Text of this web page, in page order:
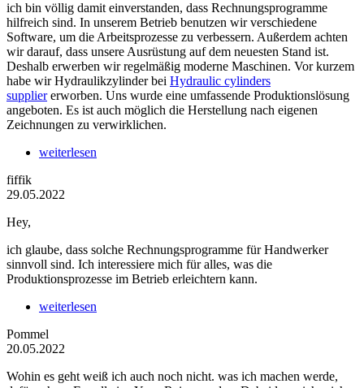
ich bin völlig damit einverstanden, dass Rechnungsprogramme
hilfreich sind. In unserem Betrieb benutzen wir verschiedene
Software, um die Arbeitsprozesse zu verbessern. Außerdem achten
wir darauf, dass unsere Ausrüstung auf dem neuesten Stand ist.
Deshalb erwerben wir regelmäßig moderne Maschinen. Vor kurzem
habe wir Hydraulikzylinder bei Hydraulic cylinders
suppliererworben. Uns wurde eine umfassende Produktionslösung
angeboten. Es ist auch möglich die Herstellung nach eigenen
Zeichnungen zu verwirklichen.
weiterlesen
fiffik
29.05.2022
Hey,
ich glaube, dass solche Rechnungsprogramme für Handwerker
sinnvoll sind. Ich interessiere mich für alles, was die
Produktionsprozesse im Betrieb erleichtern kann.
weiterlesen
Pommel
20.05.2022
Wohin es geht weiß ich auch noch nicht. was ich machen werde,